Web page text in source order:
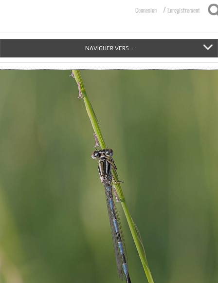
Connexion / Enregistrement
NAVIGUER VERS...